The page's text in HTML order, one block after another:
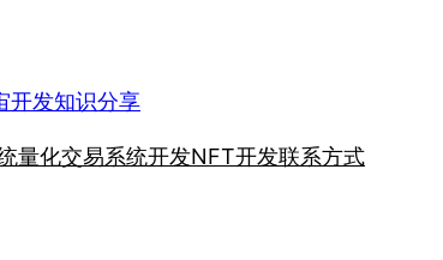
开发知识分享
量化交易系统开发NFT开发联系方式